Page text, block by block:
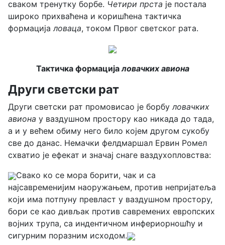
сваком тренутку борбе. Четири прста је постала
широко прихваћена и коришћена тактичка
формацијаловаца, током Првог светског рата.
Тактичка формацијаловачких авиона
Други светски рат
Други светски рат промовисао је борбуловачких
авиона у ваздушном простору као никада до тада,
а и у већем обиму него било којем другом сукобу
све до данас. Немачки фелдмаршал Ервин Ромел
схватио је ефекат и значај снаге ваздухопловства:
Свако ко се мора борити, чак и са
најсавременијим наоружањем, против непријатеља
који има потпуну превласт у ваздушном простору,
бори се као дивљак против савремених европских
војних трупа, са индентичном инфериорношћу и
сигурним поразним исходом.